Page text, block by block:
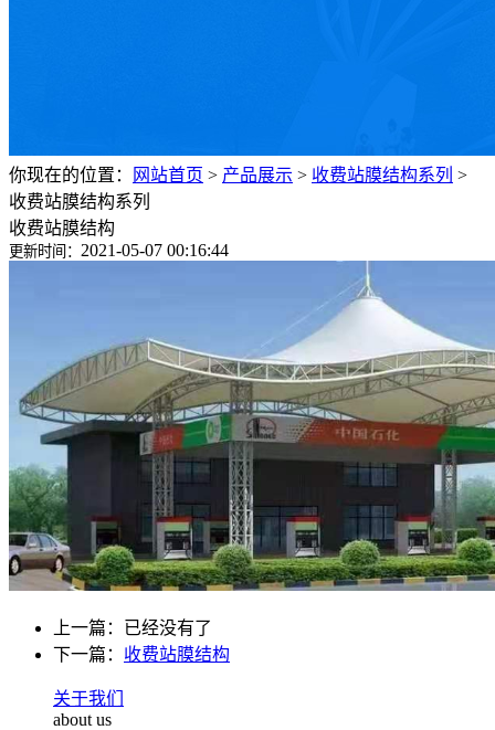
你现在的位置： 网站首页 > 产品展示 > 收费站膜结构系列 >
收费站膜结构系列
收费站膜结构
更新时间： 2021-05-07 00:16:44
上一篇：已经没有了
下一篇： 收费站膜结构
关于我们
about us